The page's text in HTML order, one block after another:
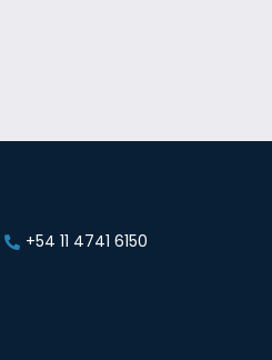
+54 11 4741 6150